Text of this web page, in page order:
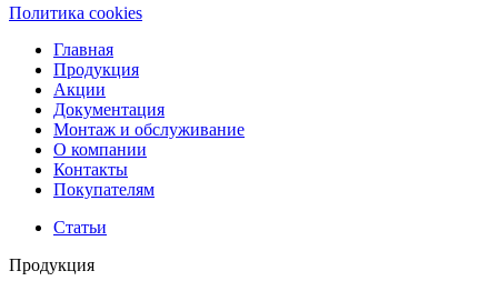
Политика cookies
Главная
Продукция
Акции
Документация
Монтаж и обслуживание
О компании
Контакты
Покупателям
Статьи
Продукция